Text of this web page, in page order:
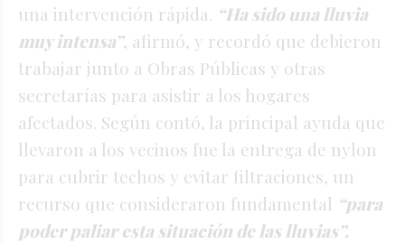
una intervención rápida. “Ha sido una lluvia
muy intensa”, afirmó, y recordó que debieron
trabajar junto a Obras Públicas y otras
secretarías para asistir a los hogares
afectados. Según contó, la principal ayuda que
llevaron a los vecinos fue la entrega de nylon
para cubrir techos y evitar filtraciones, un
recurso que consideraron fundamental “para
poder paliar esta situación de las lluvias”.